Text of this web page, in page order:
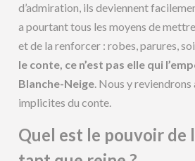
d’admiration, ils deviennent
a pourtant tous les moyens de
et de la renforcer : robes, parures,
le conte, ce n’est pas elle qui
Blanche-Neige. Nous y reviendrons
implicites du conte.
Quel est le pouvoir de